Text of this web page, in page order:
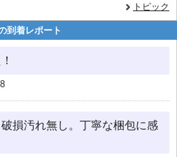
トピック
到着レポート
損汚れ無し。丁寧な梱包に感